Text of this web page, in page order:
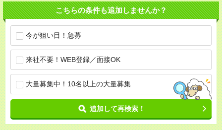
こちらの条件も追加しませんか？
今が狙い目！急募
来社不要！WEB登録／面接OK
大量募集中！10名以上の大量募集
追加して再検索！